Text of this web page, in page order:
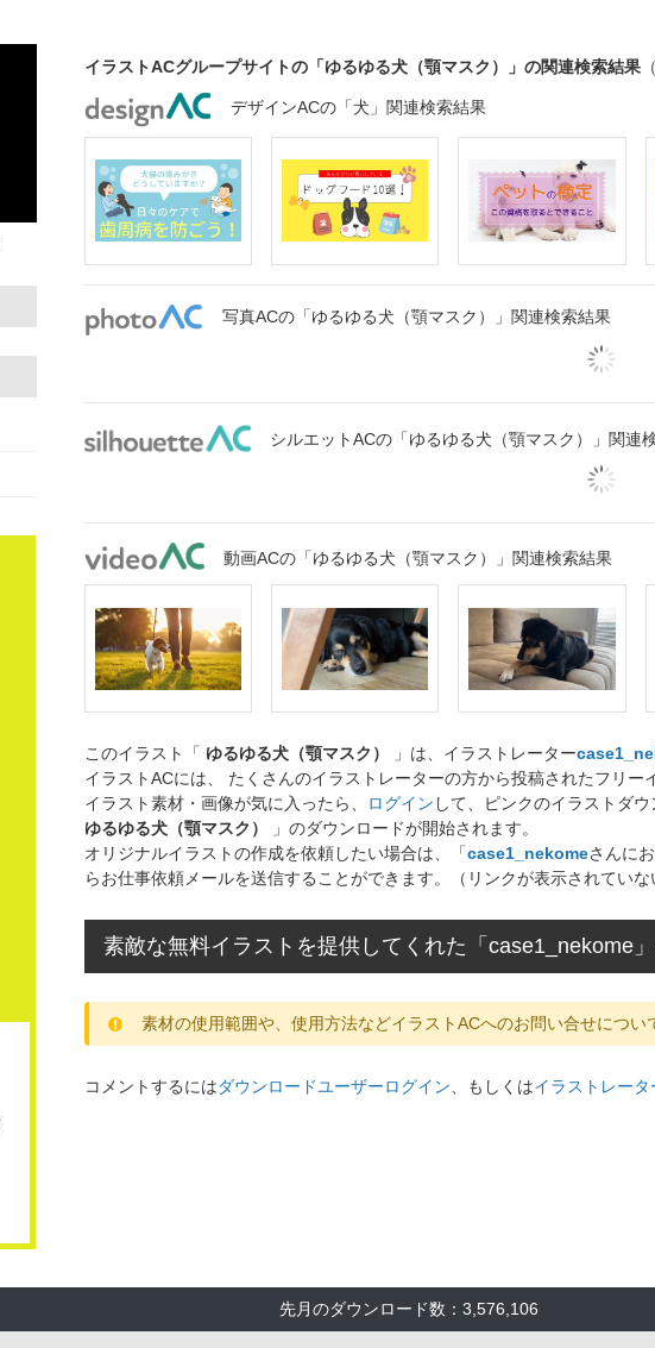
イラストACグループサイトの「ゆるゆる犬（顎マスク）」の関連検索結果
デザインACの「犬」関連検索結果
写真ACの「ゆるゆる犬（顎マスク）」関連検索結果
シルエットACの「ゆるゆる犬（顎マスク）」関連
動画ACの「ゆるゆる犬（顎マスク）」関連検索結果
このイラスト「 ゆるゆる犬（顎マスク） 」は、イラストレーター
イラストACには、 たくさんのイラストレーターの方から投稿されたフリ
イラスト素材・画像が気に入ったら、
ログイン して、ピンクのイラストダ
ゆるゆる犬（顎マスク）
」のダウンロードが開始されます。
オリジナルイラストの作成を依頼したい場合は、「case1_nekomeさんに
らお仕事依頼メールを送信することができます。（リンクが表示されてい
素敵な無料イラストを提供してくれた「case1_nekome
素材の使用範囲や、使用方法などイラストACへのお問い合せについ
コメントするにはダウンロードユーザーログイン、もしくはイラストレータ
先月のダウンロード数：3,576,106